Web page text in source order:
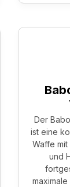
Der
ist eine
Waffe
und